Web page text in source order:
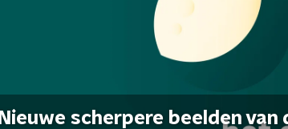
Nieuwe scherpere beelden van